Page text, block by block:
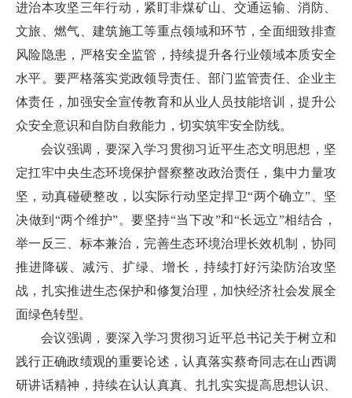
进治本攻坚三年行动，紧盯非煤矿山、交通运输、消防、
文旅、燃气、建筑施工等重点领域和环节，全面细致排查
风险隐患，严格安全监管，持续提升各行业领域本质安全
水平。要严格落实党政领导责任、部门监管责任、企业主
体责任，加强安全宣传教育和从业人员技能培训，提升公
众安全意识和自防自救能力，切实筑牢安全防线。
会议强调，要深入学习贯彻习近平生态文明思想，坚
定扛牢中央生态环境保护督察整改政治责任，集中力量攻
坚，动真碰硬整改，以实际行动坚定捍卫“两个确立”、坚
决做到“两个维护”。要坚持“当下改”和“长远立”相结合，
举一反三、标本兼治，完善生态环境治理长效机制，协同
推进降碳、减污、扩绿、增长，持续打好污染防治攻坚
战，扎实推进生态保护和修复治理，加快经济社会发展全
面绿色转型。
会议强调，要深入学习贯彻习近平总书记关于树立和
践行正确政绩观的重要论述，认真落实蔡奇同志在山西调
研讲话精神，持续在认认真真、扎扎实实提高思想认识、